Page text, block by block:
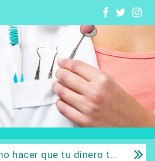
tu dinero trabaje para ti: Del ahorro a la inversión con sentido común.